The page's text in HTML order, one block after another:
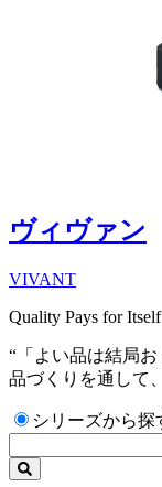
ヴィヴァン
VIVANT
Quality Pays for Itself
“「よい品は結局
品づくりを通して
シリーズから探